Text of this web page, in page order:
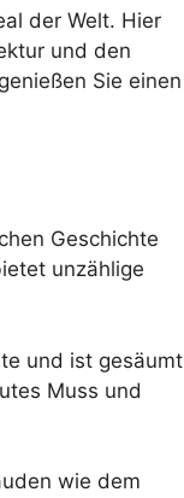
der Welt. Hier
und den
Sie einen
Geschichte
unzählige
und ist gesäumt
Muss und
wie dem